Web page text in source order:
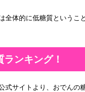
全体的に低糖質というこ
ンキング！
式サイトより、おでんの